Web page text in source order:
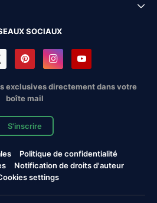
SOCIAUX
exclusives directement dans votre
boîte mail
S'inscrire
Politique de confidentialité
Notification de droits d'auteur
settings